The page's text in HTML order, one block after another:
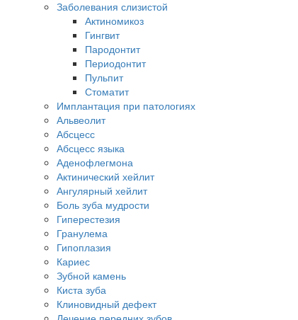
Заболевания слизистой
Актиномикоз
Гингвит
Пародонтит
Периодонтит
Пульпит
Стоматит
Имплантация при патологиях
Альвеолит
Абсцесс
Абсцесс языка
Аденофлегмона
Актинический хейлит
Ангулярный хейлит
Боль зуба мудрости
Гиперестезия
Гранулема
Гипоплазия
Кариес
Зубной камень
Киста зуба
Клиновидный дефект